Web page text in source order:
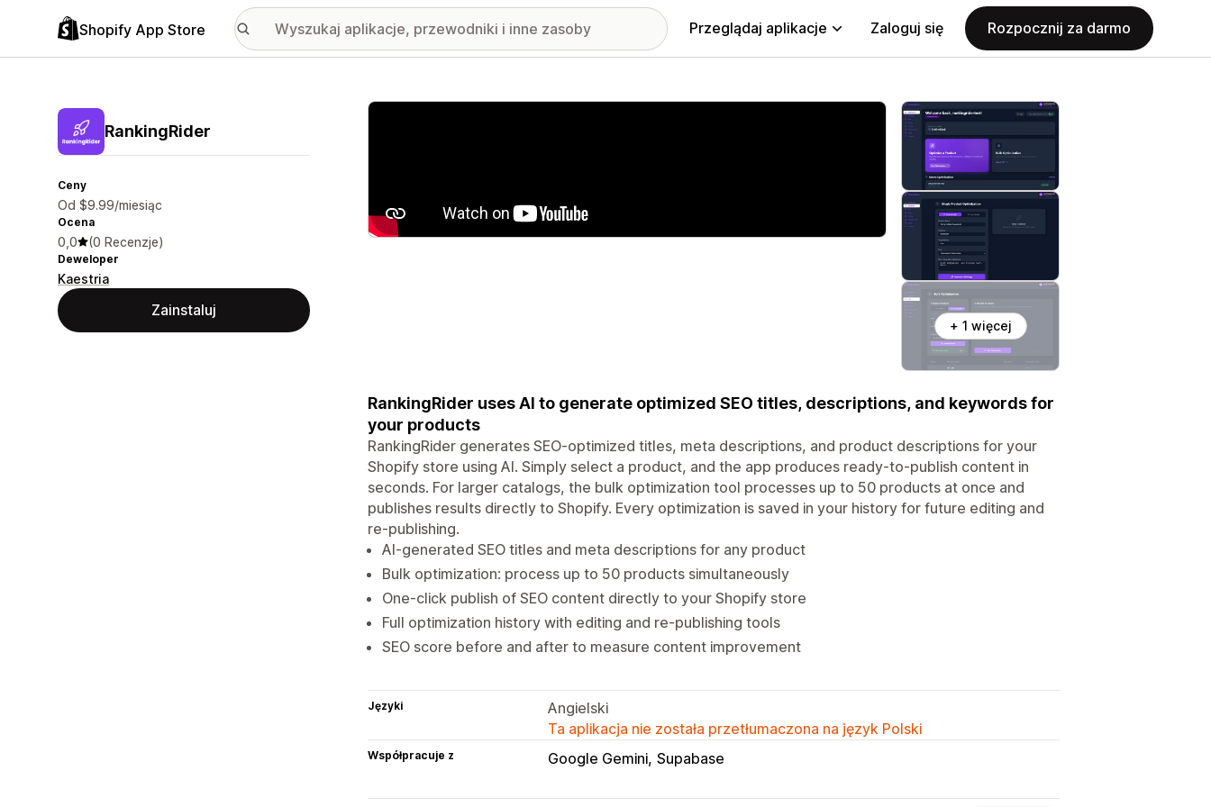
Shopify App Store Przeglądaj aplikacje Zaloguj się Rozpocznij za darmo
RankingRider
Ceny
Od $9.99/miesiąc
Ocena
0,0 (0 Recenzje)
Deweloper
Kaestria
Zainstaluj
Wyróżnione obrazy w galerii
+ 1 więcej
RankingRider uses AI to generate optimized SEO titles, descriptions, and keywords for
your products
RankingRider generates SEO-optimized titles, meta descriptions, and product descriptions for your
Shopify store using AI. Simply select a product, and the app produces ready-to-publish content in
seconds. For larger catalogs, the bulk optimization tool processes up to 50 products at once and
publishes results directly to Shopify. Every optimization is saved in your history for future editing and
re-publishing.
AI-generated SEO titles and meta descriptions for any product
Bulk optimization: process up to 50 products simultaneously
One-click publish of SEO content directly to your Shopify store
Full optimization history with editing and re-publishing tools
SEO score before and after to measure content improvement
Języki
Angielski
Ta aplikacja nie została przetłumaczona na język Polski
Współpracuje z Google Gemini Supabase